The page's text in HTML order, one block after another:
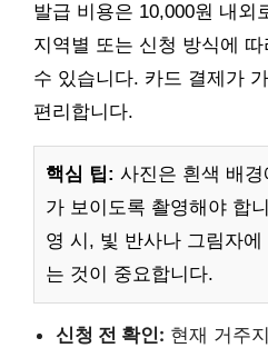
발급 비용은 10,000원 내외
지역별 또는 신청 방식에
수 있습니다. 카드 결제가
편리합니다.
핵심 팁: 사진은 흰색 배경
가 보이도록 촬영해야 합
영 시, 빛 반사나 그림자
는 것이 중요합니다.
신청 전 확인: 현재 거주